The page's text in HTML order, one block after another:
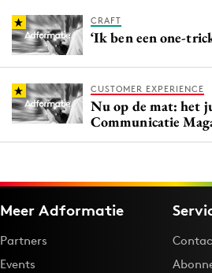
CRAFT
‘Ik ben een one-
CUSTOMER EXPERIENCE
Nu op de mat: het
Communicatie
Meer Adformatie
Partners
Events